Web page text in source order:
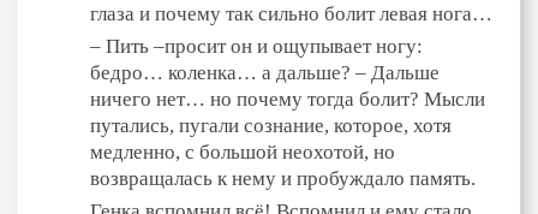
глаза и почему так сильно болит левая нога…
– Пить –просит он и ощупывает ногу:
бедро… коленка… а дальше? – Дальше
ничего нет… но почему тогда болит? Мысли
путались, пугали сознание, которое, хотя
медленно, с большой неохотой, но
возвращалась к нему и пробуждало память.